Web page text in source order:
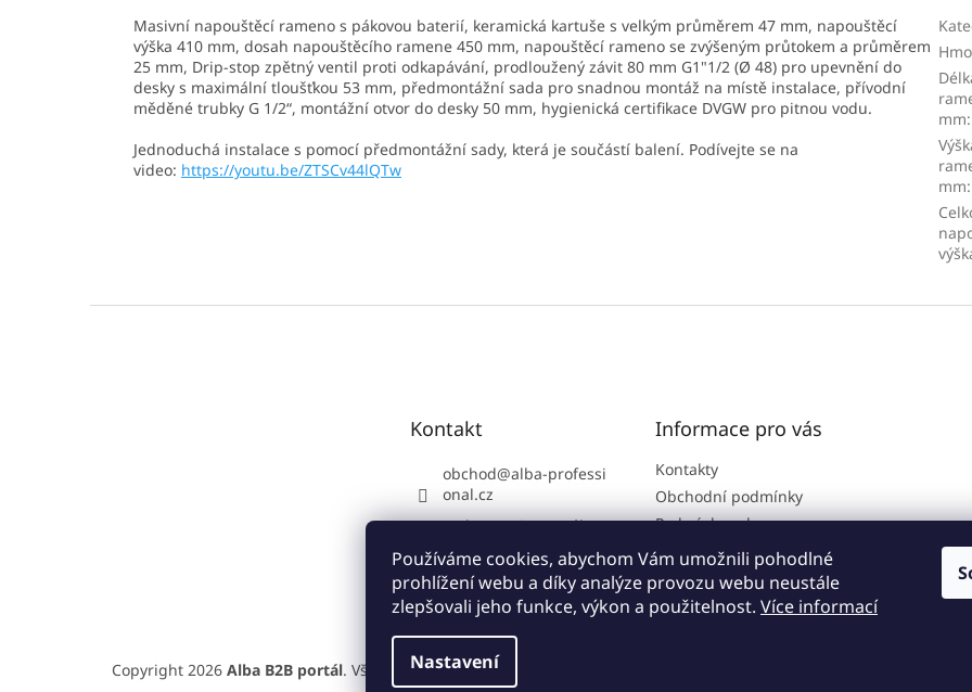
Používáme cookies, abychom Vám umožnili pohodlné
prohlížení webu a díky analýze provozu webu neustále
zlepšovali jeho funkce, výkon a použitelnost. Více informací
Nastavení
Masivní napouštěcí rameno s pákovou baterií, keramická kartuše s velkým průměrem 47 mm, napouštěcí
výška 410 mm, dosah napouštěcího ramene 450 mm, napouštěcí rameno se zvýšeným průtokem a průměrem
25 mm, Drip-stop zpětný ventil proti odkapávání, prodloužený závit 80 mm G1"1/2 (Ø 48) pro upevnění do
desky s maximální tloušťkou 53 mm, předmontážní sada pro snadnou montáž na místě instalace, přívodní
měděné trubky G 1/2“, montážní otvor do desky 50 mm, hygienická certifikace DVGW pro pitnou vodu.
Jednoduchá instalace s pomocí předmontážní sady, která je součástí balení. Podívejte se na
video: https://youtu.be/ZTSCv44lQTw
mm:
mm:
Kontakt
obchod@alba-professi
onal.cz
Podpora B2B portálu: 7
70 342 864
https://www.facebook.
com/albakuchyne
Informace pro vás
Kontakty
Obchodní podmínky
Podmínky ochrany
Copyright 2026 Alba B2B portál. Všechna práva vyhrazena.